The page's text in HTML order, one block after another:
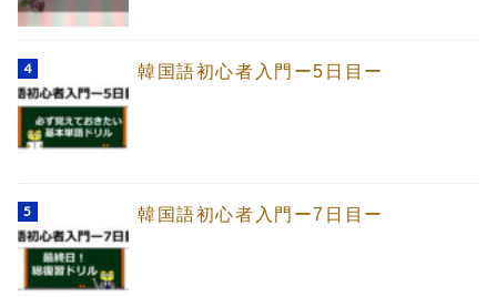
韓国語初心者入門ー5日目ー
韓国語初心者入門ー7日目ー